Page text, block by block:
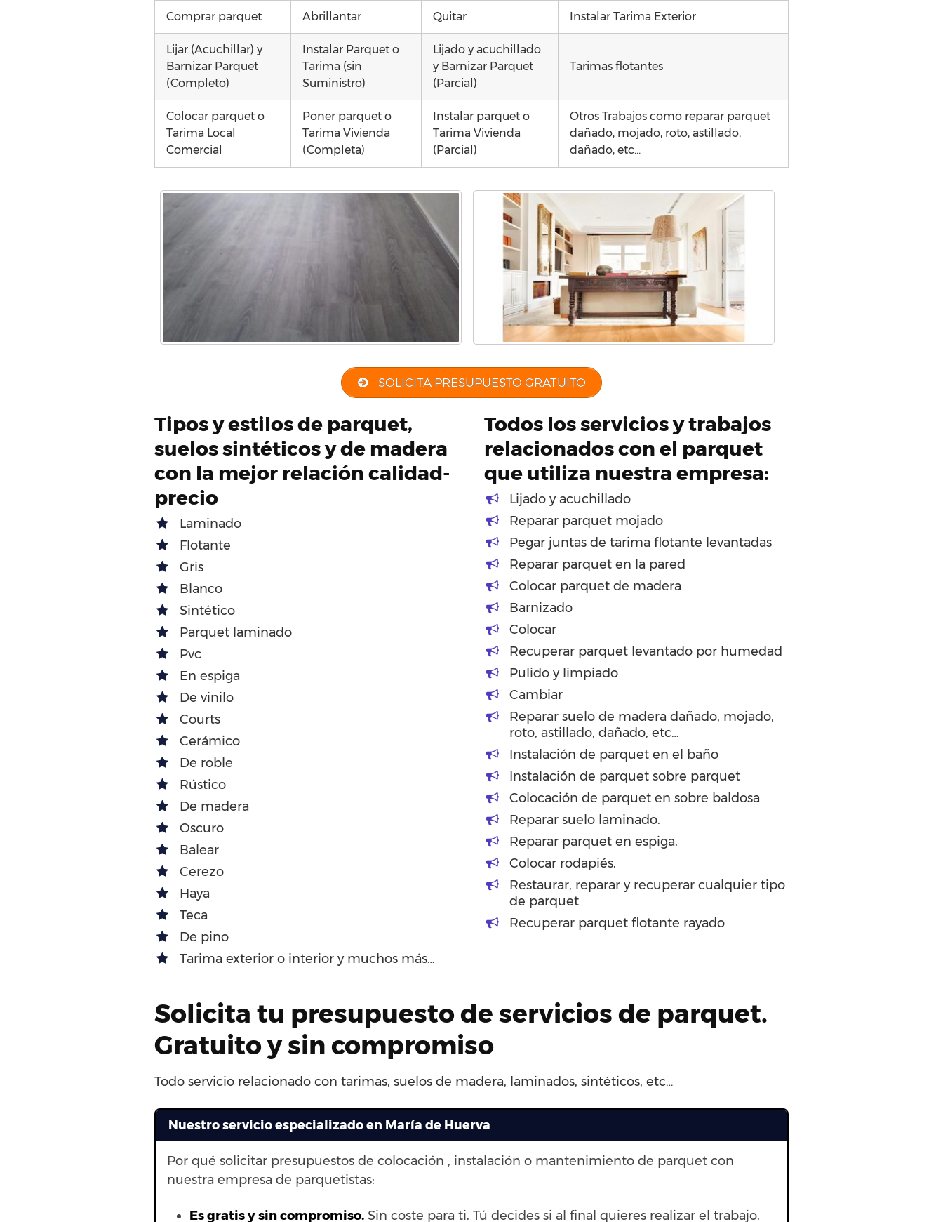
Comprar parquet Abrillantar Quitar Instalar Tarima Exterior
Lijar (Acuchillar) y
Barnizar Parquet
(Completo)
Instalar Parquet o
Tarima (sin
Suministro)
Lijado y acuchillado
y Barnizar Parquet
(Parcial)
Tarimas flotantes
Colocar parquet o
Tarima Local
Comercial
Poner parquet o
Tarima Vivienda
(Completa)
Instalar parquet o
Tarima Vivienda
(Parcial)
Otros Trabajos como reparar parquet
dañado, mojado, roto, astillado,
dañado, etc…
SOLICITA PRESUPUESTO GRATUITO
Tipos y estilos de parquet,
suelos sintéticos y de madera
con la mejor relación calidad-
precio
Laminado
Flotante
Gris
Blanco
Sintético
Parquet laminado
Pvc
En espiga
De vinilo
Courts
Cerámico
De roble
Rústico
De madera
Oscuro
Balear
Cerezo
Haya
Teca
De pino
Tarima exterior o interior y muchos más…
Todos los servicios y trabajos
relacionados con el parquet
que utiliza nuestra empresa:
Lijado y acuchillado
Reparar parquet mojado
Pegar juntas de tarima flotante levantadas
Reparar parquet en la pared
Colocar parquet de madera
Barnizado
Colocar
Recuperar parquet levantado por humedad
Pulido y limpiado
Cambiar
Reparar suelo de madera dañado, mojado,
roto, astillado, dañado, etc…
Instalación de parquet en el baño
Instalación de parquet sobre parquet
Colocación de parquet en sobre baldosa
Reparar suelo laminado.
Reparar parquet en espiga.
Colocar rodapiés.
Restaurar, reparar y recuperar cualquier tipo
de parquet
Recuperar parquet flotante rayado
Solicita tu presupuesto de servicios de parquet.
Gratuito y sin compromiso
Todo servicio relacionado con tarimas, suelos de madera, laminados, sintéticos, etc…
Nuestro servicio especializado en María de Huerva
Por qué solicitar presupuestos de colocación , instalación o mantenimiento de parquet con
nuestra empresa de parquetistas:
Es gratis y sin compromiso. Sin coste para ti. Tú decides si al final quieres realizar el trabajo.